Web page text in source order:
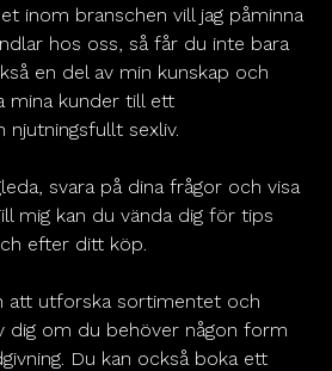
inom branschen vill jag påminna
hos oss, så får du inte bara
en del av min kunskap och
mina kunder till ett
sexliv.
svara på dina frågor och visa
mig kan du vända dig för tips
efter ditt köp.
att utforska sortimentet och
dig om du behöver någon form
Du kan också boka ett